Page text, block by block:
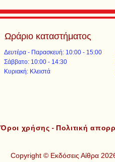
Ωράριο καταστήματος
Δευτέρα - Παρασκευή: 10:00 - 15:00
​​Σάββατο: 10:00 - 14:30
​Κυριακή: Κλειστά
Όροι χρήσης - Πολιτική
Copyright © Εκδόσεις Αίθρα